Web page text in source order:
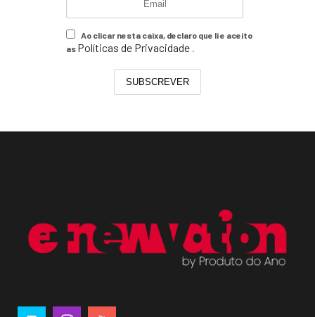
Ao clicar nesta caixa, declaro que li e aceito
as Políticas de Privacidade .
SUBSCREVER